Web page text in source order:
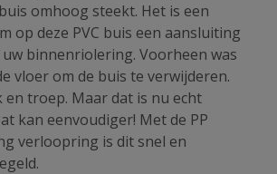
omhoog steekt. Het is een
op deze PVC buis een aansluiting
binnenriolering. Voorheen was
vloer om de buis te verwijderen.
en troep. Maar dat is nu echt
kan eenvoudiger! Met de PP
verloopring is dit snel en